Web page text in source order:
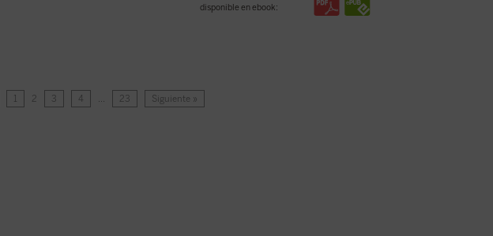
disponible en ebook:
1 2 3 4 … 23 Siguiente »